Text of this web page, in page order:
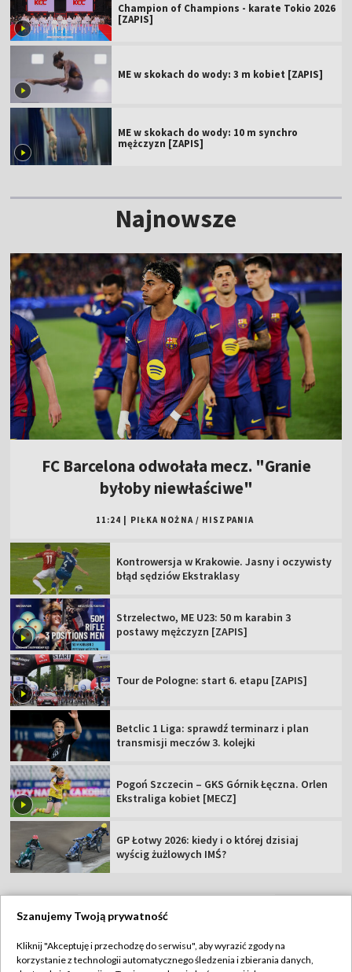
Champion of Champions - karate Tokio 2026
[ZAPIS]
ME w skokach do wody: 3 m kobiet [ZAPIS]
ME w skokach do wody: 10 m synchro
mężczyzn [ZAPIS]
Najnowsze
FC Barcelona odwołała mecz. "Granie
byłoby niewłaściwe"
11:24 PIŁKA NOŻNA / HISZPANIA
Kontrowersja w Krakowie. Jasny i oczywisty
błąd sędziów Ekstraklasy
Strzelectwo, ME U23: 50 m karabin 3
postawy mężczyzn [ZAPIS]
Tour de Pologne: start 6. etapu [ZAPIS]
Betclic 1 Liga: sprawdź terminarz i plan
transmisji meczów 3. kolejki
Pogoń Szczecin – GKS Górnik Łęczna. Orlen
Ekstraliga kobiet [MECZ]
GP Łotwy 2026: kiedy i o której dzisiaj
wyścig żużlowych IMŚ?
Abonament TVP
Regulamin TVP
Szanujemy Twoją prywatność
Kliknij "Akceptuję i przechodzę do serwisu", aby wyrazić zgody na
korzystanie z technologii automatycznego śledzenia i zbierania danych,